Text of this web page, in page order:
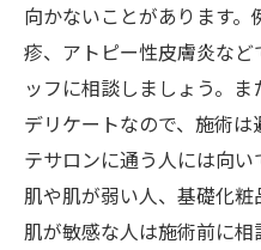
向かないことがあります
疹、アトピー性皮膚炎な
ッフに相談しましょう。
デリケートなので、施術
テサロンに通う人には向
肌や肌が弱い人、基礎化
肌が敏感な人は施術前に